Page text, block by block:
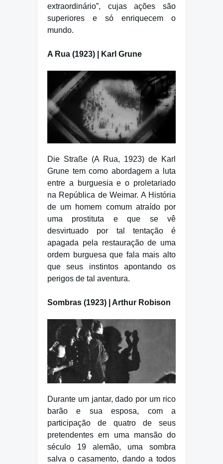
extraordinário”, cujas ações são
superiores e só enriquecem o
mundo.
A Rua (1923) | Karl Grune
Die Straße (A Rua, 1923) de Karl
Grune tem como abordagem a luta
entre a burguesia e o proletariado
na República de Weimar. A História
de um homem comum atraído por
uma prostituta e que se vê
desvirtuado por tal tentação é
apagada pela restauração de uma
ordem burguesa que fala mais alto
que seus instintos apontando os
perigos de tal aventura.
Sombras (1923) | Arthur Robison
Durante um jantar, dado por um rico
barão e sua esposa, com a
participação de quatro de seus
pretendentes em uma mansão do
século 19 alemão, uma sombra
salva o casamento, dando a todos